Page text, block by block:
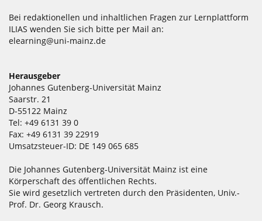
Bei redaktionellen und inhaltlichen Fragen zur Lernplattform
ILIAS wenden Sie sich bitte per Mail an:
elearning@uni-mainz.de
Herausgeber
Johannes Gutenberg-Universität Mainz
Saarstr. 21
D-55122 Mainz
Tel: +49 6131 39 0
Fax: +49 6131 39 22919
Umsatzsteuer-ID: DE 149 065 685
Die Johannes Gutenberg-Universität Mainz ist eine
Körperschaft des öffentlichen Rechts.
Sie wird gesetzlich vertreten durch den Präsidenten, Univ.-
Prof. Dr. Georg Krausch.